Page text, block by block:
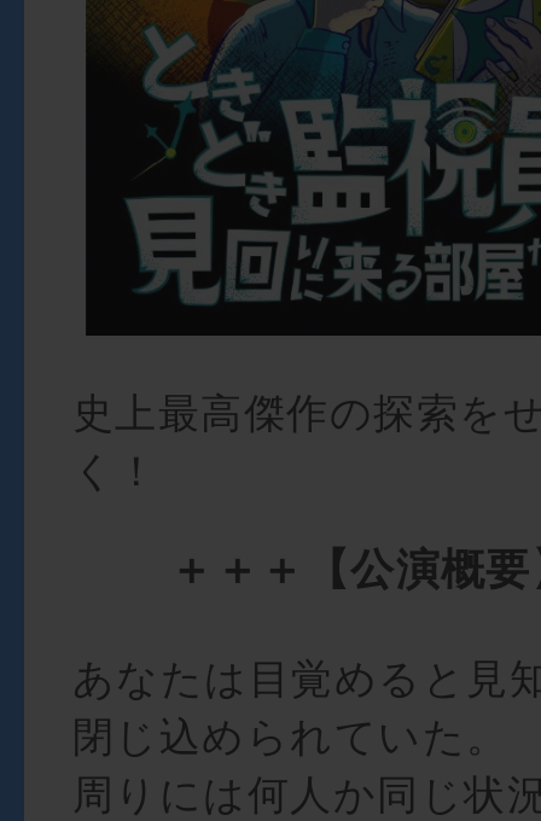
史上最高傑作の探索を
く！
＋＋＋【公演概
あなたは目覚めると見
閉じ込められていた。
周りには何人か同じ状